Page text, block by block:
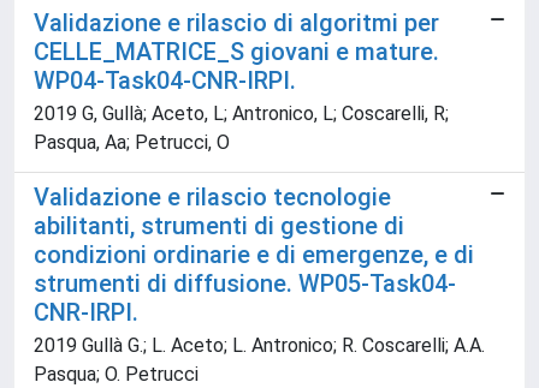
Validazione e rilascio di algoritmi per
CELLE_MATRICE_S giovani e mature.
WP04-Task04-CNR-IRPI.
2019 G, Gullà; Aceto, L; Antronico, L; Coscarelli, R;
Pasqua, Aa; Petrucci, O
Validazione e rilascio tecnologie
abilitanti, strumenti di gestione di
condizioni ordinarie e di emergenze, e di
strumenti di diffusione. WP05-Task04-
CNR-IRPI.
2019 Gullà G.; L. Aceto; L. Antronico; R. Coscarelli; A.A.
Pasqua; O. Petrucci